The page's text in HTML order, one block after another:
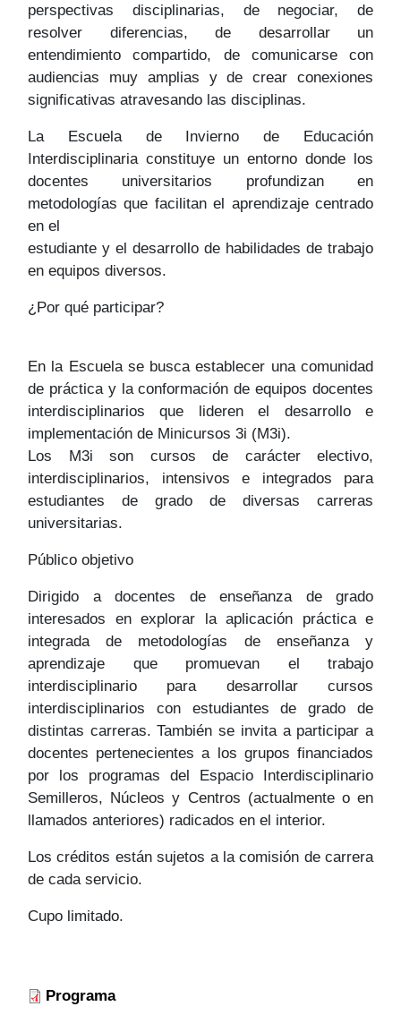
perspectivas disciplinarias, de negociar, de
resolver diferencias, de desarrollar un
entendimiento compartido, de comunicarse con
audiencias muy amplias y de crear conexiones
significativas atravesando las disciplinas.
La Escuela de Invierno de Educación
Interdisciplinaria constituye un entorno donde los
docentes universitarios profundizan en
metodologías que facilitan el aprendizaje centrado
en el
estudiante y el desarrollo de habilidades de trabajo
en equipos diversos.
¿Por qué participar?
En la Escuela se busca establecer una comunidad
de práctica y la conformación de equipos docentes
interdisciplinarios que lideren el desarrollo e
implementación de Minicursos 3i (M3i).
Los M3i son cursos de carácter electivo,
interdisciplinarios, intensivos e integrados para
estudiantes de grado de diversas carreras
universitarias.
Público objetivo
Dirigido a docentes de enseñanza de grado
interesados en explorar la aplicación práctica e
integrada de metodologías de enseñanza y
aprendizaje que promuevan el trabajo
interdisciplinario para desarrollar cursos
interdisciplinarios con estudiantes de grado de
distintas carreras. También se invita a participar a
docentes pertenecientes a los grupos financiados
por los programas del Espacio Interdisciplinario
Semilleros, Núcleos y Centros (actualmente o en
llamados anteriores) radicados en el interior.
Los créditos están sujetos a la comisión de carrera
de cada servicio.
Cupo limitado.
Programa